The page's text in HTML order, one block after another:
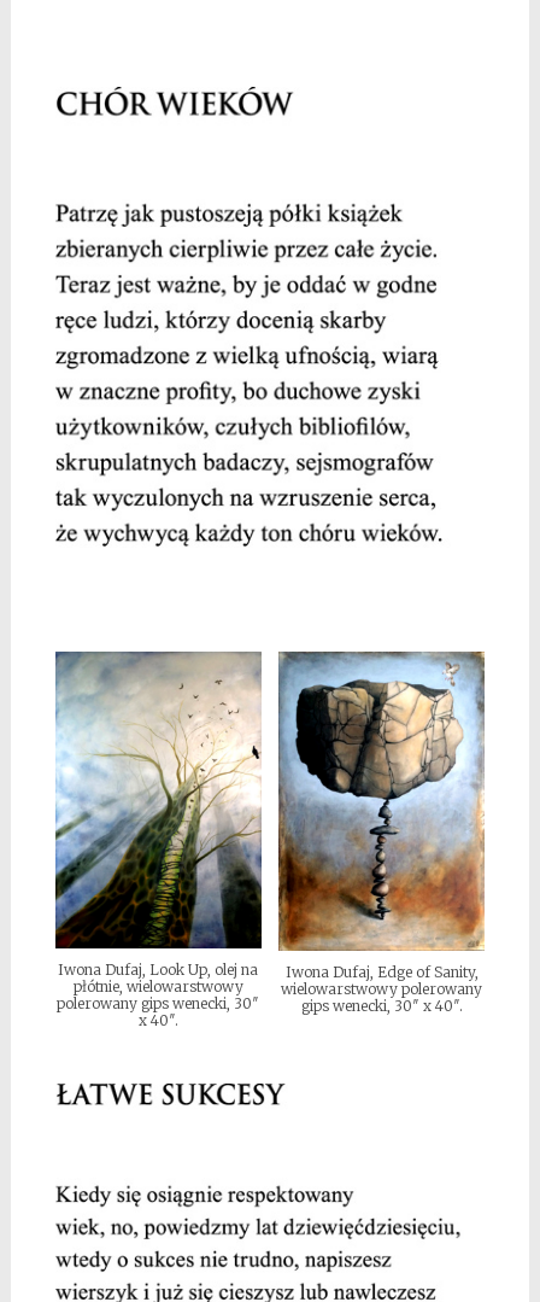
Iwona Dufaj, Look Up, olej na
płótnie, wielowarstwowy
polerowany gips wenecki, 30″
x 40″.
Iwona Dufaj, Edge of Sanity,
wielowarstwowy polerowany
gips wenecki, 30″ x 40″.